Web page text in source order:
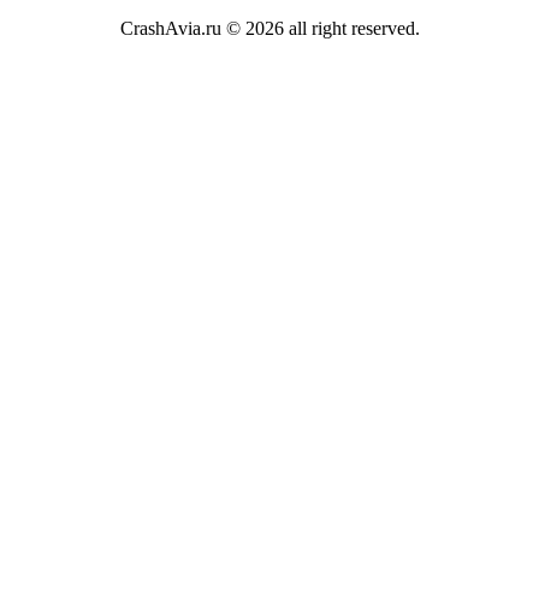
CrashAvia.ru © 2026 all right reserved.